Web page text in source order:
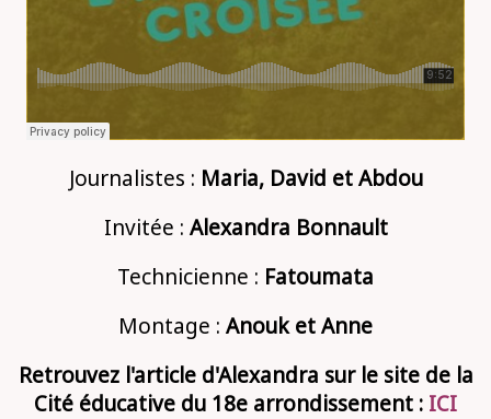
Journalistes : Maria, David et Abdou
Invitée : Alexandra Bonnault
Technicienne : Fatoumata
Montage : Anouk et Anne
Retrouvez l'article d'Alexandra sur le site de la
Cité éducative du 18e arrondissement : ICI